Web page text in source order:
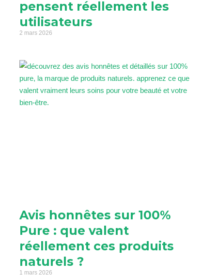
pensent réellement les
utilisateurs
2 mars 2026
Avis honnêtes sur 100%
Pure : que valent
réellement ces produits
naturels ?
1 mars 2026